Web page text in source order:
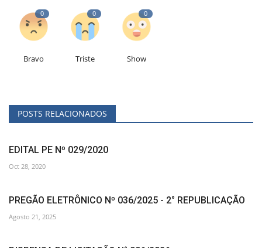
0
Bravo
0
Triste
0
Show
POSTS RELACIONADOS
EDITAL PE Nº 029/2020
Oct 28, 2020
PREGÃO ELETRÔNICO Nº 036/2025 - 2° REPUBLICAÇÃO
Agosto 21, 2025